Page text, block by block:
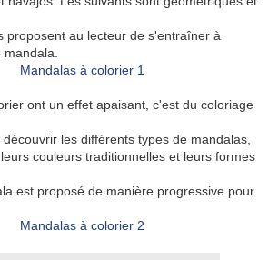
proposent au lecteur de s'entraîner à
ont un effet apaisant, c'est du coloriage
les différents types de mandalas,
couleurs traditionnelles et leurs formes
est proposé de manière progressive pour